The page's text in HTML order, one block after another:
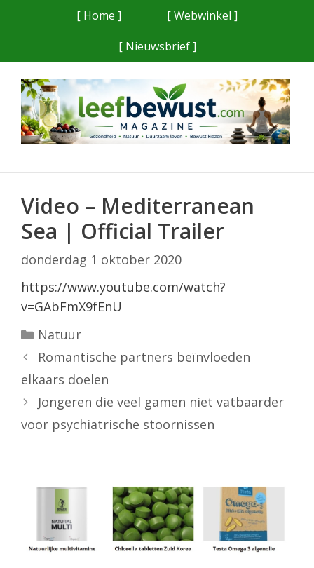
[ Home ]
[ Webwinkel ]
[ Nieuwsbrief ]
Video – Mediterranean
Sea | Official Trailer
donderdag 1 oktober 2020
https://www.youtube.com/watch?
v=GAbFmX9fEnU
Categorieën
Natuur
Romantische partners beïnvloeden
elkaars doelen
Jongeren die veel gamen niet vatbaarder
voor psychiatrische stoornissen